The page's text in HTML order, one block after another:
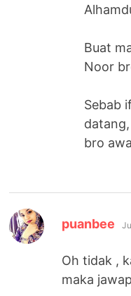
Buat
Noor
Sebab
bro
puanbee
Oh tidak ,
maka